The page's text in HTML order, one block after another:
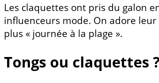
Les claquettes ont pris du galon
influenceurs mode. On adore
plus « journée à la plage ».
Tongs ou claquettes ?